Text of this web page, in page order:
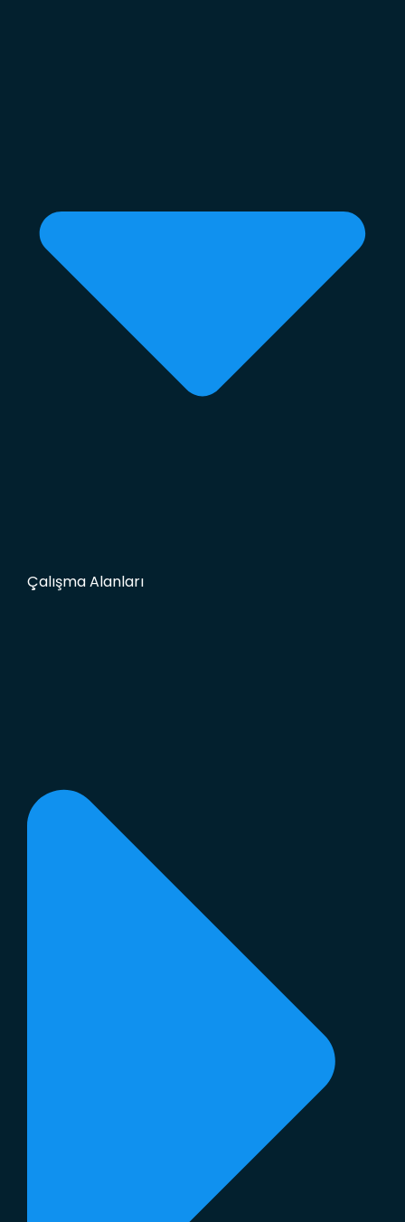
Çalışma Alanları